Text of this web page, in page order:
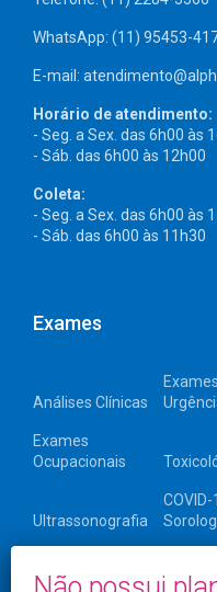
WhatsApp: (11) 95453-
E-mail:
Horário de atendimento:
- Seg. a Sex. das 6h00 às
- Sáb. das 6h00 às 12h00
Coleta:
- Seg. a Sex. das 6h00 às
- Sáb. das 6h00 às 11h30
Exames
Análises Clínicas
Exames
Ocupacionais
Ultrassonografia
COVID-